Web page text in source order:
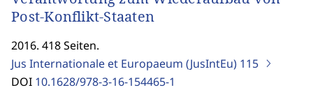
Post-Konflikt-Staaten
2016. 418 Seiten.
Jus Internationale et Europaeum (JusIntEu) 115
DOI 10.1628/978-3-16-154465-1